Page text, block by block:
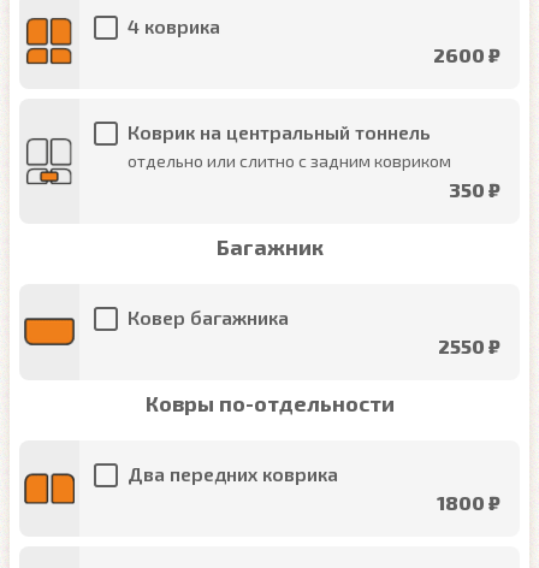
4 коврика
2600 ₽
Коврик на центральный тоннель
отдельно или слитно с задним ковриком
350 ₽
Багажник
Ковер багажника
2550 ₽
Ковры по-отдельности
Два передних коврика
1800 ₽